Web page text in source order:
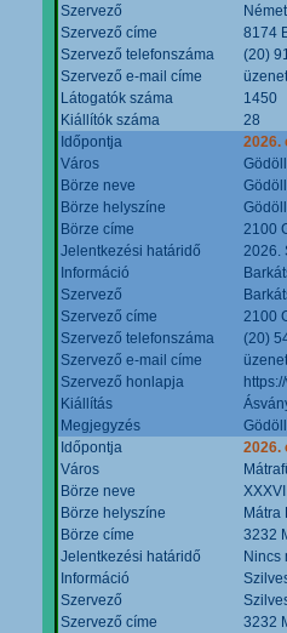
Szervező
Szervező címe
8174
Szervező telefonszáma
(20)
Szervező e-mail címe
Látogatók száma
1450
Kiállítók száma
28
Időpontja
2026.
Város
Börze neve
Börze helyszíne
Börze címe
2100
Jelentkezési határidő
2026.
Információ
Szervező
Szervező címe
2100
Szervező telefonszáma
(20)
Szervező e-mail címe
Szervező honlapja
Kiállítás
Megjegyzés
Időpontja
2026.
Város
Börze neve
Börze helyszíne
Mátra
Börze címe
3232
Jelentkezési határidő
Nincs
Információ
Szervező
Szervező címe
3232